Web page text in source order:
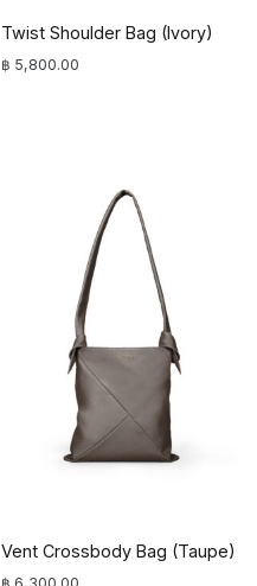
Twist Shoulder Bag (Ivory)
฿ 5,800.00
Vent Crossbody Bag (Taupe)